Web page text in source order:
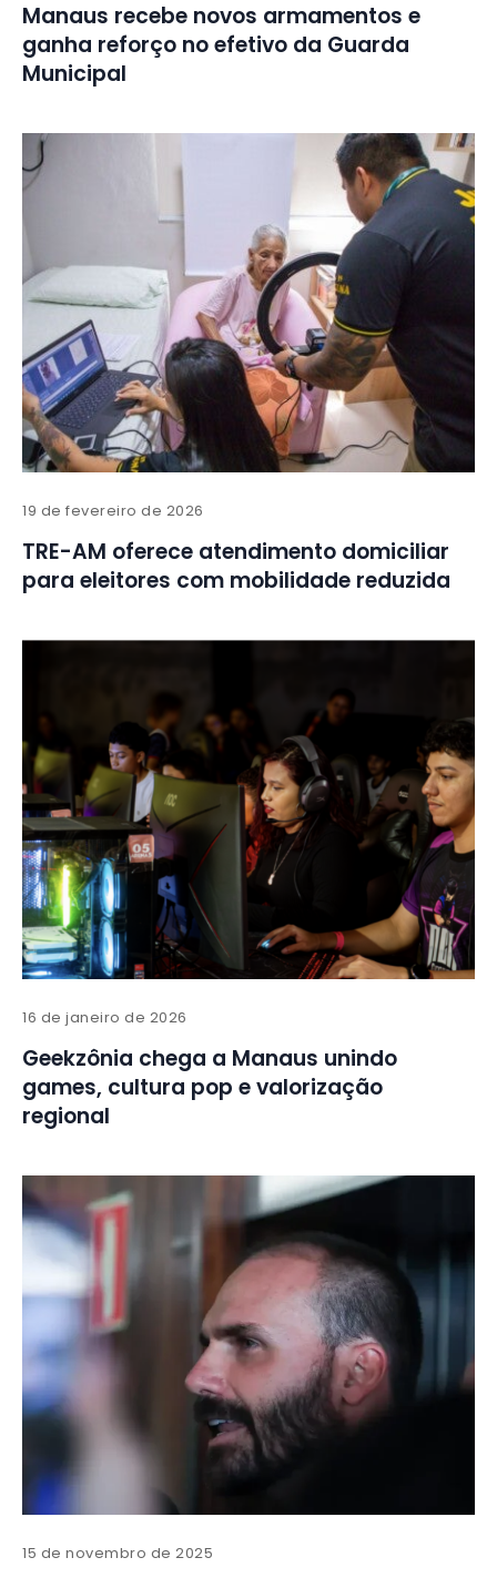
Manaus recebe novos armamentos e
ganha reforço no efetivo da Guarda
Municipal
19 de fevereiro de 2026
TRE-AM oferece atendimento domiciliar
para eleitores com mobilidade reduzida
16 de janeiro de 2026
Geekzônia chega a Manaus unindo
games, cultura pop e valorização
regional
15 de novembro de 2025